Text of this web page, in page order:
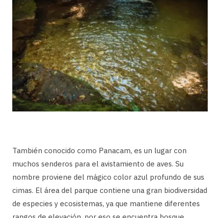
También conocido como Panacam, es un lugar con
muchos senderos para el avistamiento de aves. Su
nombre proviene del mágico color azul profundo de sus
cimas. El área del parque contiene una gran biodiversidad
de especies y ecosistemas, ya que mantiene diferentes